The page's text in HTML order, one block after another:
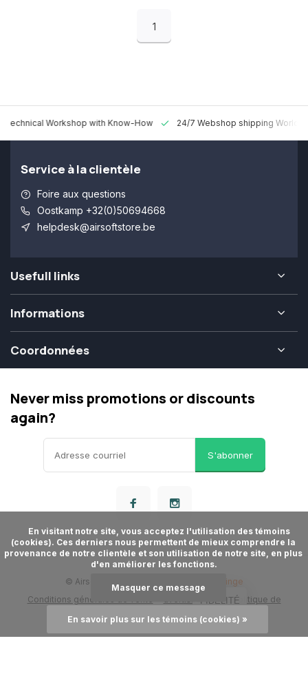
1
Technical Workshop with Know-How 24/7 Webshop shipping
Service à la clientèle
Foire aux questions
Oostkamp +32(0)50694668
helpdesk@airsoftstore.be
Usefull links
Informations
Coordonnées
Never miss promotions or discounts
again?
S'abonner
Conditions générales de vente avertissement
politique de
© Airsoft Store Webdinge
(cookies). Ces derniers nous permettent de mieux comprendre la
provenance de notre clientèle et son utilisation de notre site, en plus
d'en améliorer les fonctions.
Masquer ce message
En savoir plus sur les témoins (cookies) »
FIDÉLITÉ